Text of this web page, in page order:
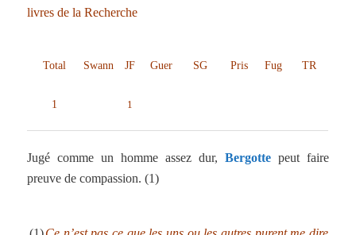
livres de la Recherche
Total Swann JF Guer SG Pris Fug TR
1 1
Jugé comme un homme assez dur, Bergottepeut faire
preuve de compassion. (1)